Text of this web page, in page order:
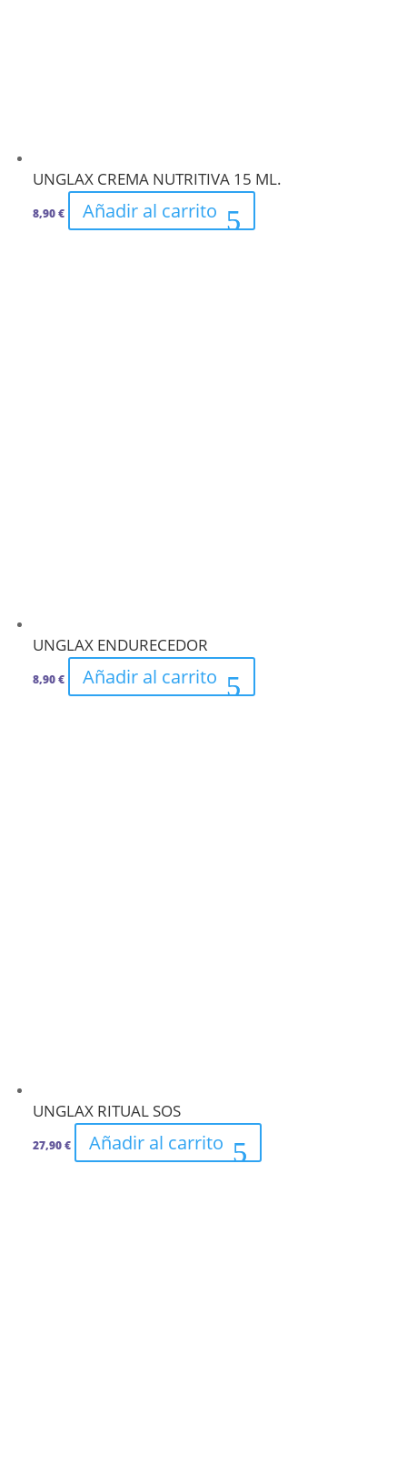
UNGLAX CREMA NUTRITIVA 15 ML.
8,90€ Añadir al carrito
UNGLAX ENDURECEDOR
8,90€ Añadir al carrito
UNGLAX RITUAL SOS
27,90€ Añadir al carrito